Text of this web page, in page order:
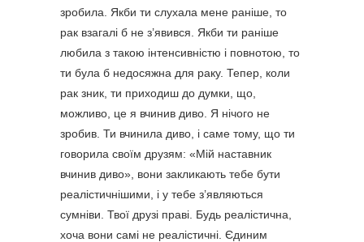
зробила. Якби ти слухала мене раніше, то
рак взагалі б не з’явився. Якби ти раніше
любила з такою інтенсивністю і повнотою, то
ти була б недосяжна для раку. Тепер, коли
рак зник, ти приходиш до думки, що,
можливо, це я вчинив диво. Я нічого не
зробив. Ти вчинила диво, і саме тому, що ти
говорила своїм друзям: «Мій наставник
вчинив диво», вони закликають тебе бути
реалістичнішими, і у тебе з’являються
сумніви. Твої друзі праві. Будь реалістична,
хоча вони самі не реалістичні. Єдиним